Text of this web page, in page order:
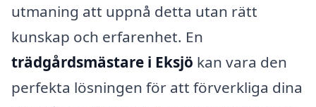
utmaning att uppnå detta utan rätt
kunskap och erfarenhet. En
trädgårdsmästare i Eksjö kan vara den
perfekta lösningen för att förverkliga dina